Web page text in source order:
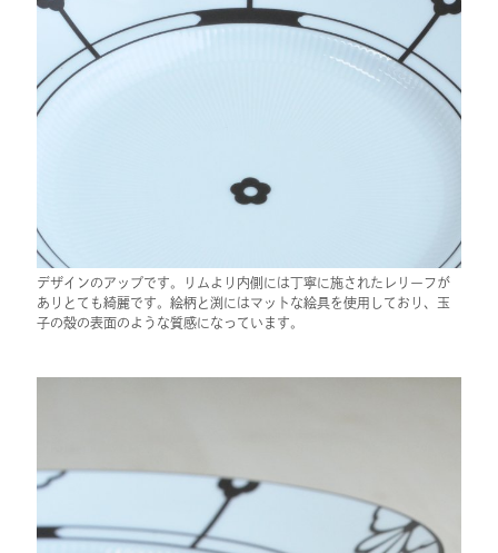
デザインのアップです。リムより内側には丁寧に施されたレリーフが
ありとても綺麗です。絵柄と渕にはマットな絵具を使用しており、玉
子の殻の表面のような質感になっています。